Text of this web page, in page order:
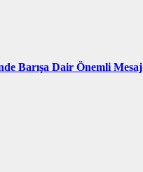
Barışa Dair Önemli Mesaj